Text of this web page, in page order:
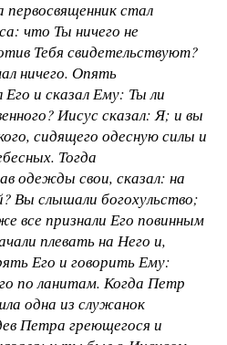
стал
что Ты ничего не
Тебя свидетельствуют?
ничего. Опять
Его и сказал Ему: Ты ли
Иисус сказал: Я; и вы
сидящего одесную силы и
Тогда
одежды свои, сказал: на
Вы слышали богохульство;
все признали Его повинным
плевать на Него и,
Его и говорить Ему:
по ланитам. Когда Петр
одна из служанок
Петра греющегося и